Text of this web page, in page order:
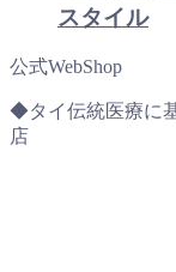
スタイル
公式WebShop
◆タイ伝統医療に
店